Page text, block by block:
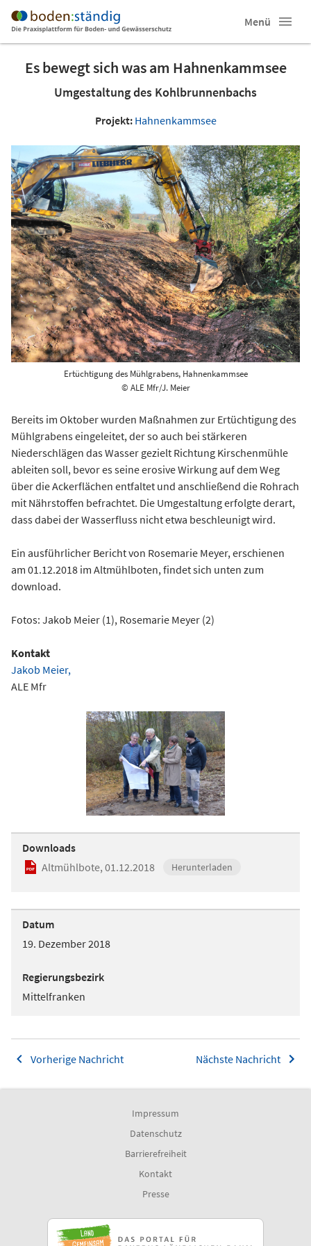
Menü
Es bewegt sich was am Hahnenkammsee
Umgestaltung des Kohlbrunnenbachs
Projekt: Hahnenkammsee
Ertüchtigung des Mühlgrabens, Hahnenkammsee
© ALE Mfr/J. Meier
Bereits im Oktober wurden Maßnahmen zur Ertüchtigung des
Mühlgrabens eingeleitet, der so auch bei stärkeren
Niederschlägen das Wasser gezielt Richtung Kirschenmühle
ableiten soll, bevor es seine erosive Wirkung auf dem Weg
über die Ackerflächen entfaltet und anschließend die Rohrach
mit Nährstoffen befrachtet. Die Umgestaltung erfolgte derart,
dass dabei der Wasserfluss nicht etwa beschleunigt wird.
Ein ausführlicher Bericht von Rosemarie Meyer, erschienen
am 01.12.2018 im Altmühlboten, findet sich unten zum
download.
Fotos: Jakob Meier (1), Rosemarie Meyer (2)
Kontakt
Jakob Meier,
ALE Mfr
Downloads
Altmühlbote, 01.12.2018
Herunterladen
Datum
19. Dezember 2018
Regierungsbezirk
Mittelfranken
Vorherige Nachricht Nächste Nachricht
Impressum
Datenschutz
Barrierefreiheit
Kontakt
Presse